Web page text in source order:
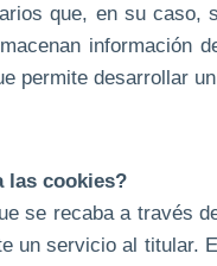
que, en su caso,
información
permite desarrollar
las cookies?
se recaba a través
un servicio al titular.